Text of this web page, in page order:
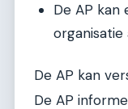
De AP kan
De AP kan
De AP